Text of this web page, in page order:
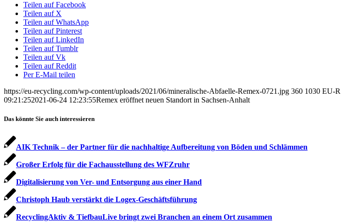
Teilen auf Facebook
Teilen auf X
Teilen auf WhatsApp
Teilen auf Pinterest
Teilen auf LinkedIn
Teilen auf Tumblr
Teilen auf Vk
Teilen auf Reddit
Per E-Mail teilen
https://eu-recycling.com/wp-content/uploads/2021/06/mineralische-Abfaelle-Remex-0721.jpg 360 1030 EU-R
09:21:252021-06-24 12:23:55Remex eröffnet neuen Standort in Sachsen-Anhalt
Das könnte Sie auch interessieren
AIK Technik – der Partner für die nachhaltige Aufbereitung von Böden und Schlämmen
Großer Erfolg für die Fachausstellung des WFZruhr
Digitalisierung von Ver- und Entsorgung aus einer Hand
Christoph Haub verstärkt die Logex-Geschäftsführung
RecyclingAktiv & TiefbauLive bringt zwei Branchen an einem Ort zusammen